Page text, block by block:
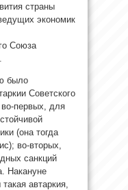
страны
экономик
Союза
было
Советского
первых, для
(она тогда
во-вторых,
санкций
Накануне
автаркия,